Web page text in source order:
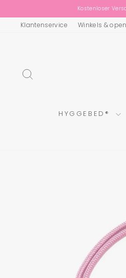
Kostenloser
Klantenservice Winkels &
HYGGEBED®